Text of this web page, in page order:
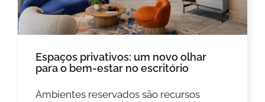
Espaços privativos: um novo olhar
para o bem-estar no escritório
Ambientes reservados são recursos